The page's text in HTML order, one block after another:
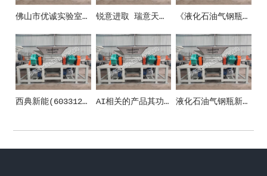
佛山市优诚实验室设备有限公司 锐意进取 瑞意天诚关注实验室安全 《液化石油气钢瓶》新国标10月1日正式施行！防止液化气瓶事端这些要紧记！
西典新能(603312)_股票在市场上生意的金额_行情_走势图—东方财富网 AI相关的产品其功能和应用场景 液化石油气钢瓶新国标施行 清晰五方面安全规范